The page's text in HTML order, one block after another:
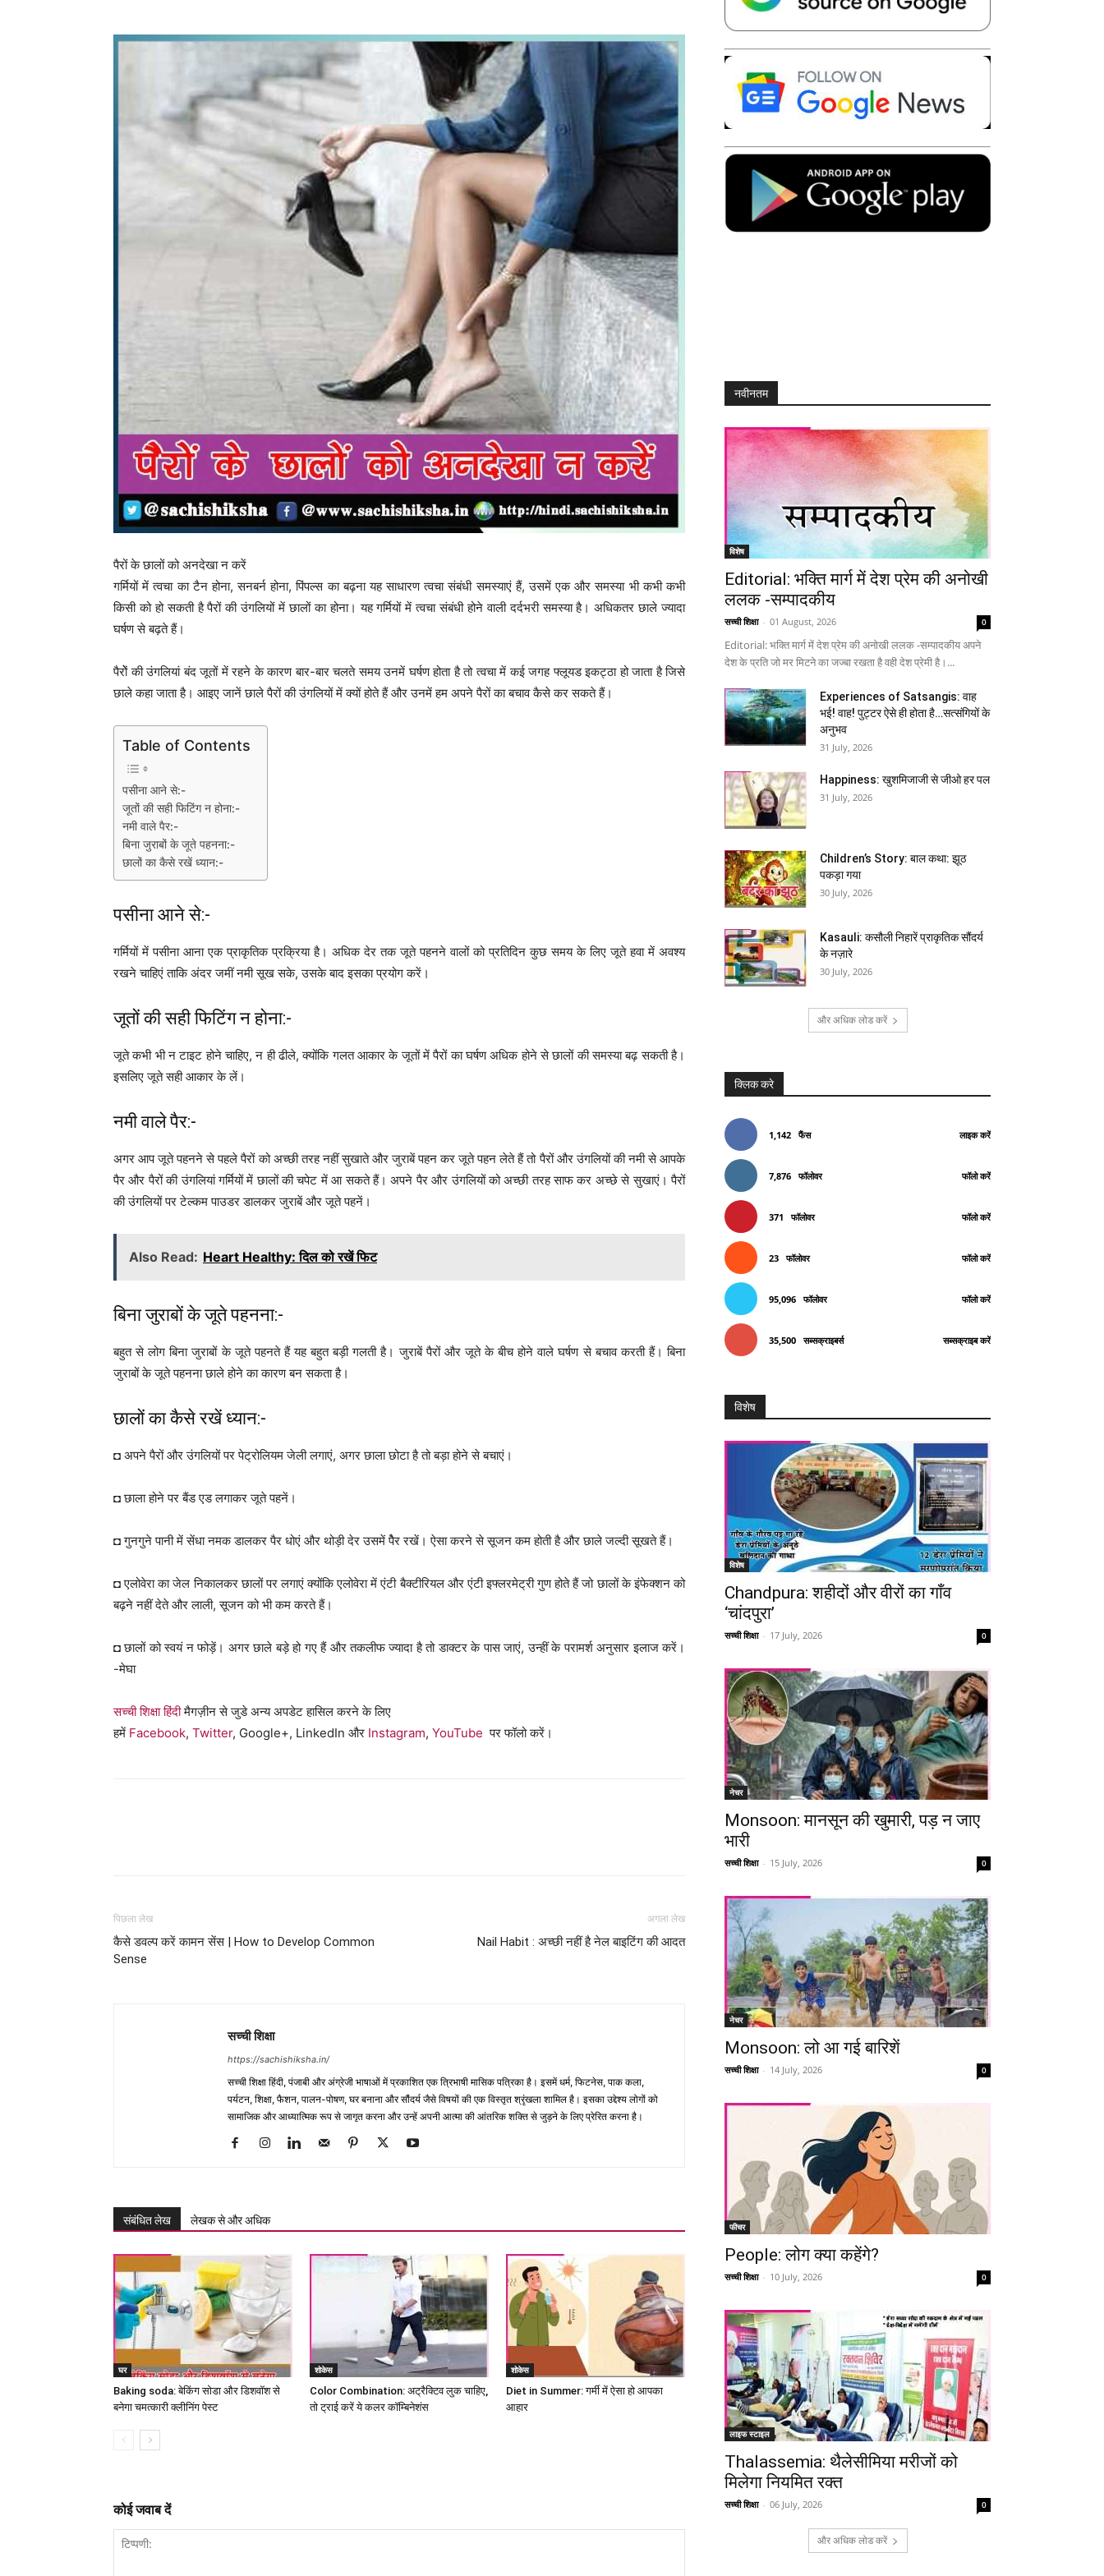
पैरों के छालों को अनदेखा न करें
गर्मियों में त्वचा का टैन होना, सनबर्न होना, पिंपल्स का बढ़ना यह साधारण त्वचा संबंधी समस्याएं हैं, उसमें एक और समस्या भी कभी कभी
किसी को हो सकती है पैरों की उंगलियों में छालों का होना। यह गर्मियों में त्वचा संबंधी होने वाली दर्दभरी समस्या है। अधिकतर छाले ज्यादा
घर्षण से बढ़ते हैं।
पैरोें की उंगलियां बंद जूतों में रहने के कारण बार-बार चलते समय उनमें घर्षण होता है तो त्वचा में कई जगह फ्लूयड इकट्ठा हो जाता है जिसे
छाले कहा जाता है। आइए जानें छाले पैरों की उंगलियों में क्यों होते हैं और उनमें हम अपने पैरों का बचाव कैसे कर सकते हैं।
Table of Contents
पसीना आने से:-
जूतों की सही फिटिंग न होना:-
नमी वाले पैर:-
बिना जुराबों के जूते पहनना:-
छालों का कैसे रखें ध्यान:-
पसीना आने से:-
गर्मियों में पसीना आना एक प्राकृतिक प्रक्रिया है। अधिक देर तक जूते पहनने वालों को प्रतिदिन कुछ समय के लिए जूते हवा में अवश्य
रखने चाहिएं ताकि अंदर जमीं नमी सूख सके, उसके बाद इसका प्रयोग करें।
जूतों की सही फिटिंग न होना:-
जूते कभी भी न टाइट होने चाहिए, न ही ढीले, क्योंकि गलत आकार के जूतों में पैरों का घर्षण अधिक होने से छालों की समस्या बढ़ सकती है।
इसलिए जूते सही आकार के लें।
नमी वाले पैर:-
अगर आप जूते पहनने से पहले पैरों को अच्छी तरह नहीं सुखाते और जुराबें पहन कर जूते पहन लेते हैं तो पैरों और उंगलियों की नमी से आपके
पैर और पैरों की उंगलियां गर्मियों में छालों की चपेट में आ सकते हैं। अपने पैर और उंगलियों को अच्छी तरह साफ कर अच्छे से सुखाएं। पैरों
की उंगलियों पर टेल्कम पाउडर डालकर जुराबें और जूते पहनें।
Also Read: Heart Healthy: दिल को रखें फिट
बिना जुराबों के जूते पहनना:-
बहुत से लोग बिना जुराबों के जूते पहनते हैं यह बहुत बड़ी गलती है। जुराबें पैरों और जूते के बीच होने वाले घर्षण से बचाव करती हैं। बिना
जुराबों के जूते पहनना छाले होने का कारण बन सकता है।
छालों का कैसे रखें ध्यान:-
◘ अपने पैरों और उंगलियों पर पेट्रोलियम जेली लगाएं, अगर छाला छोटा है तो बड़ा होने से बचाएं।
◘ छाला होने पर बैंड एड लगाकर जूते पहनें।
◘ गुनगुने पानी में सेंधा नमक डालकर पैर धोएं और थोड़ी देर उसमें पैेर रखें। ऐसा करने से सूजन कम होती है और छाले जल्दी सूखते हैं।
◘ एलोवेरा का जेल निकालकर छालों पर लगाएं क्योंकि एलोवेरा में एंटी बैक्टीरियल और एंटी इफ्लरमेट्री गुण होते हैं जो छालों के इंफेक्शन को
बढ़ने नहीं देते और लाली, सूजन को भी कम करते हैं।
◘ छालों को स्वयं न फोड़ें। अगर छाले बड़े हो गए हैं और तकलीफ ज्यादा है तो डाक्टर के पास जाएं, उन्हीं के परामर्श अनुसार इलाज करें।
-मेघा
सच्ची शिक्षा हिंदीमैगज़ीन से जुडे अन्य अपडेट हासिल करने के लिए
हमें Facebook, Twitter, Google+, LinkedIn और Instagram, YouTube पर फॉलो करें।
पिछला लेख
कैसे डवल्प करें कामन सेंस | How to Develop Common
Sense
अगला लेख
Nail Habit : अच्छी नहीं है नेल बाइटिंग की आदत
सच्ची शिक्षा
https://sachishiksha.in/
सच्ची शिक्षा हिंदी, पंजाबी और अंग्रेजी भाषाओं में प्रकाशित एक त्रिभाषी मासिक पत्रिका है। इसमें धर्म, फिटनेस, पाक कला,
पर्यटन, शिक्षा, फैशन, पालन-पोषण, घर बनाना और सौंदर्य जैसे विषयों की एक विस्तृत श्रृंखला शामिल है। इसका उद्देश्य लोगों को
सामाजिक और आध्यात्मिक रूप से जागृत करना और उन्हें अपनी आत्मा की आंतरिक शक्ति से जुड़ने के लिए प्रेरित करना है।
संबंधित लेख लेखक से और अधिक
घर
Baking soda: बेकिंग सोडा और डिशवॉश से
बनेगा चमत्कारी क्लीनिंग पेस्ट
शोकेस
Color Combination: अट्रैक्टिव लुक चाहिए,
तो ट्राई करें ये कलर कॉम्बिनेशंस
शोकेस
Diet in Summer: गर्मी में ऐसा हो आपका
आहार
कोई जवाब दें
नवीनतम
विशेष
Editorial: भक्ति मार्ग में देश प्रेम की अनोखी
ललक -सम्पादकीय
सच्ची शिक्षा - 01 August, 2026 0
Editorial: भक्ति मार्ग में देश प्रेम की अनोखी ललक -सम्पादकीय अपने
देश के प्रति जो मर मिटने का जज्बा रखता है वही देश प्रेमी है।...
Experiences of Satsangis: वाह
भई! वाह! पुट्टर ऐसे ही होता है…सत्संगियों के
अनुभव
31 July, 2026
Happiness: खुशमिजाजी से जीओ हर पल
31 July, 2026
Children’s Story: बाल कथा: झूठ
पकड़ा गया
30 July, 2026
Kasauli: कसौली निहारें प्राकृतिक सौंदर्य
के नज़ारे
30 July, 2026
और अधिक लोड करें
क्लिक करे
1,142 फैंस लाइक करें
7,876 फॉलोवर फॉलो करें
371 फॉलोवर फॉलो करें
23 फॉलोवर फॉलो करें
95,096 फॉलोवर फॉलो करें
35,500 सब्सक्राइबर्स सब्सक्राइब करें
विशेष
विशेष
Chandpura: शहीदों और वीरों का गाँव
‘चांदपुरा’
सच्ची शिक्षा - 17 July, 2026 0
नेचर
Monsoon: मानसून की खुमारी, पड़ न जाए
भारी
सच्ची शिक्षा - 15 July, 2026 0
नेचर
Monsoon: लो आ गई बारिशें
सच्ची शिक्षा - 14 July, 2026 0
फीचर
People: लोग क्या कहेंगे?
सच्ची शिक्षा - 10 July, 2026 0
लाइफ स्टाइल
Thalassemia: थैलेसीमिया मरीजों को
मिलेगा नियमित रक्त
सच्ची शिक्षा - 06 July, 2026 0
और अधिक लोड करें